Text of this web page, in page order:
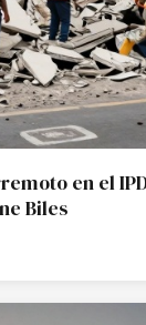
en el
Biles